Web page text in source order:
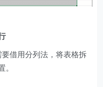
借用分列法，将表格拆
。